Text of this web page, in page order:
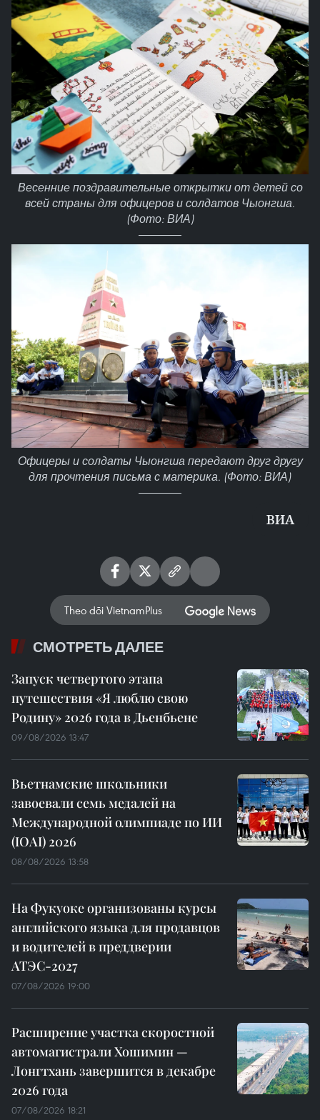
Весенние поздравительные открытки от детей со
всей страны для офицеров и солдатов Чыонгша.
(Фото: ВИА)
Офицеры и солдаты Чыонгша передают друг другу
для прочтения письма с материка. (Фото: ВИА)
ВИА
Theo dõi VietnamPlus
СМОТРЕТЬ ДАЛЕЕ
Запуск четвертого этапа
путешествия «Я люблю свою
Родину» 2026 года в Дьенбьене
09/08/2026 13:47
Вьетнамские школьники
завоевали семь медалей на
Международной олимпиаде по ИИ
(IOAI) 2026
08/08/2026 13:58
На Фукуоке организованы курсы
английского языка для продавцов
и водителей в преддверии
АТЭС-2027
07/08/2026 19:00
Расширение участка скоростной
автомагистрали Хошимин —
Лонгтхань завершится в декабре
2026 года
07/08/2026 18:21